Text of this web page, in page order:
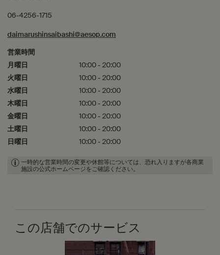
06-4256-1715
daimarushinsaibashi@aesop.com
営業時間
月曜日
10:00 - 20:00
火曜日
10:00 - 20:00
水曜日
10:00 - 20:00
木曜日
10:00 - 20:00
金曜日
10:00 - 20:00
土曜日
10:00 - 20:00
日曜日
10:00 - 20:00
一時的な営業時間の変更や休館等については、恐れ入りますが各商業
施設の公式ホームページをご確認ください。
この店舗でのサービス